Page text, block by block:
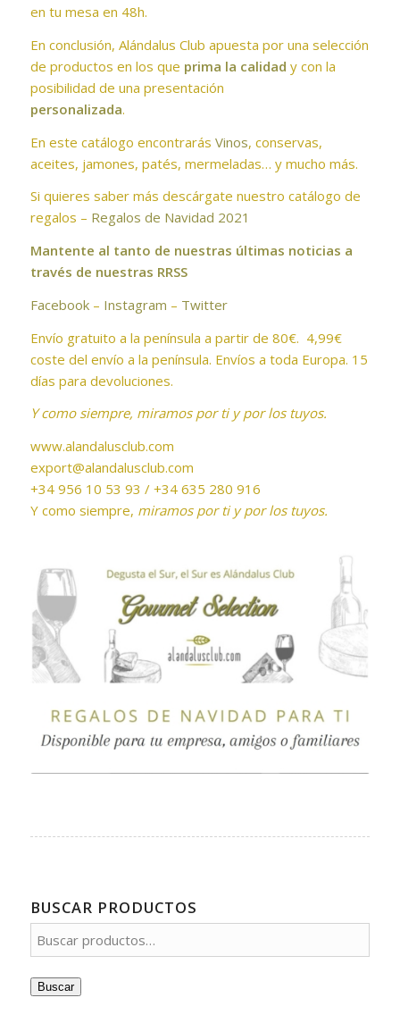
en tu mesa en 48h.
En conclusión, Alándalus Club apuesta por una selección
de productos en los que prima la calidad y con la
posibilidad de una presentación
personalizada.
En este catálogo encontrarás Vinos, conservas,
aceites, jamones, patés, mermeladas… y mucho más.
Si quieres saber más descárgate nuestro catálogo de
regalos – Regalos de Navidad 2021
Mantente al tanto de nuestras últimas noticias a
través de nuestras RRSS
Facebook– Instagram – Twitter
Envío gratuito a la península a partir de 80€. 4,99€
coste del envío a la península. Envíos a toda Europa. 15
días para devoluciones.
Y como siempre, miramos por ti y por los tuyos.
www.alandalusclub.com
export@alandalusclub.com
+34 956 10 53 93 / +34 635 280 916
Y como siempre, miramos por ti y por los tuyos.
BUSCAR PRODUCTOS
Buscar